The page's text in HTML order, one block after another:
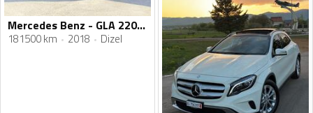
Mercedes Benz - GLA 220 - 4MATIC AMG Line - Night Edition (Premium Plus)
181500 km 2018 Dizel